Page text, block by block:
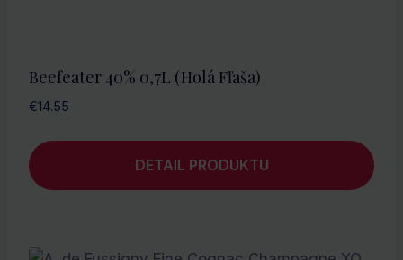
Beefeater 40% 0,7L (holá Fľaša)
€14.55
DETAIL PRODUKTU